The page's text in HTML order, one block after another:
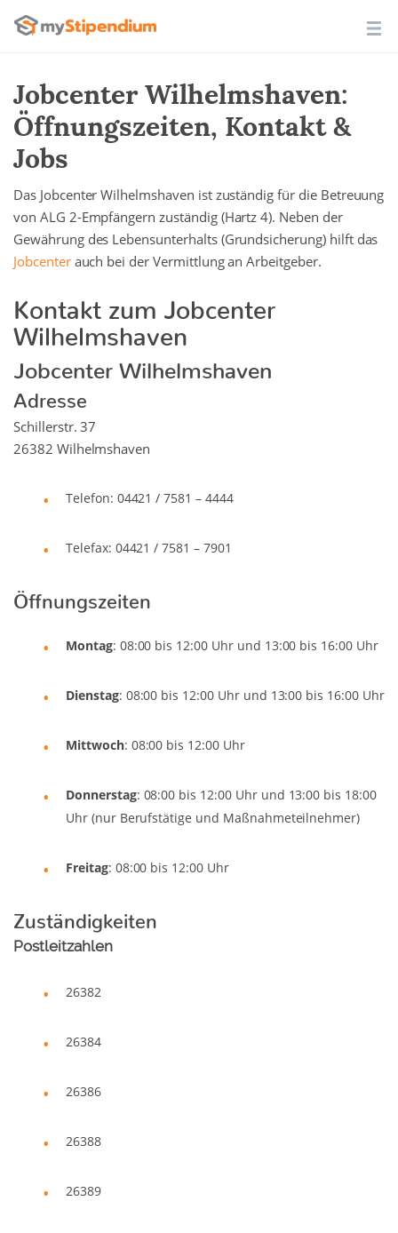
Jobcenter Wilhelmshaven:
Öffnungszeiten, Kontakt &
Jobs
Das Jobcenter Wilhelmshaven ist zuständig für die Betreuung
von ALG 2-Empfängern zuständig (Hartz 4). Neben der
Gewährung des Lebensunterhalts (Grundsicherung) hilft das
Jobcenterauch bei der Vermittlung an Arbeitgeber.
Kontakt zum Jobcenter
Wilhelmshaven
Jobcenter Wilhelmshaven
Adresse
Schillerstr. 37
26382 Wilhelmshaven
Telefon: 04421 / 7581 – 4444
Telefax: 04421 / 7581 – 7901
Öffnungszeiten
Montag: 08:00 bis 12:00 Uhr und 13:00 bis 16:00 Uhr
Dienstag: 08:00 bis 12:00 Uhr und 13:00 bis 16:00 Uhr
Mittwoch: 08:00 bis 12:00 Uhr
Donnerstag: 08:00 bis 12:00 Uhr und 13:00 bis 18:00
Uhr (nur Berufstätige und Maßnahme­teilnehmer)
Freitag: 08:00 bis 12:00 Uhr
Zuständigkeiten
Postleitzahlen
26382
26384
26386
26388
26389